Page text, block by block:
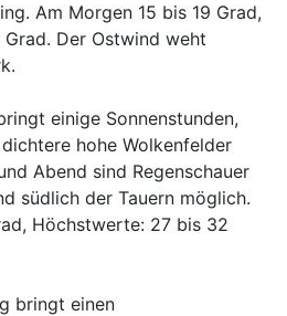
Am Morgen 15 bis 19 Grad,
Der Ostwind weht
einige Sonnenstunden,
hohe Wolkenfelder
Abend sind Regenschauer
südlich der Tauern möglich.
Höchstwerte: 27 bis 32
bringt einen